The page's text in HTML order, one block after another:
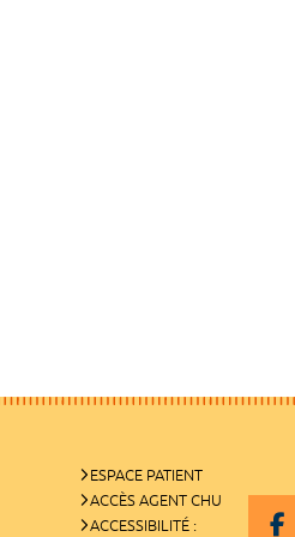
ESPACE PATIENT
ACCÈS AGENT CHU
ACCESSIBILITÉ :